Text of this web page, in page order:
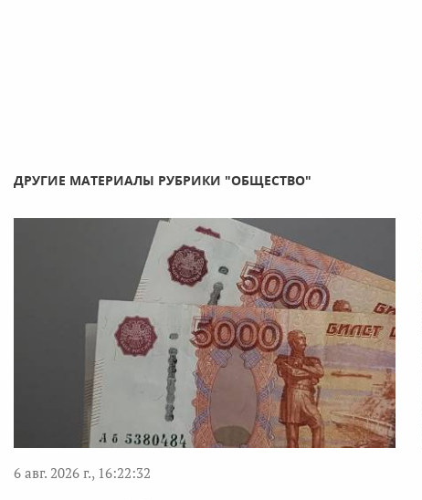
ДРУГИЕ МАТЕРИАЛЫ РУБРИКИ "ОБЩЕСТВО"
6 авг. 2026 г., 16:22:32